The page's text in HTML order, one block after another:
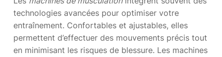
technologies avancées pour optimiser votre
entraînement. Confortables et ajustables, elles
permettent d’effectuer des mouvements précis tout
en minimisant les risques de blessure. Les machines